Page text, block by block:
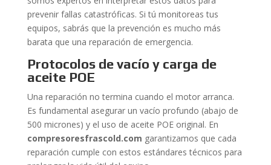
prevenir fallas catastróficas. Si tú monitoreas tus
equipos, sabrás que la prevención es mucho más
barata que una reparación de emergencia.
Protocolos de vacío y carga de
aceite POE
Una reparación no termina cuando el motor arranca.
Es fundamental asegurar un vacío profundo (abajo de
500 micrones) y el uso de aceite POE original. En
compresoresfrascold.com garantizamos que cada
reparación cumple con estos estándares técnicos para